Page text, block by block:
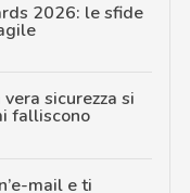
2026: le sfide
sicurezza si
falliscono
mail e ti